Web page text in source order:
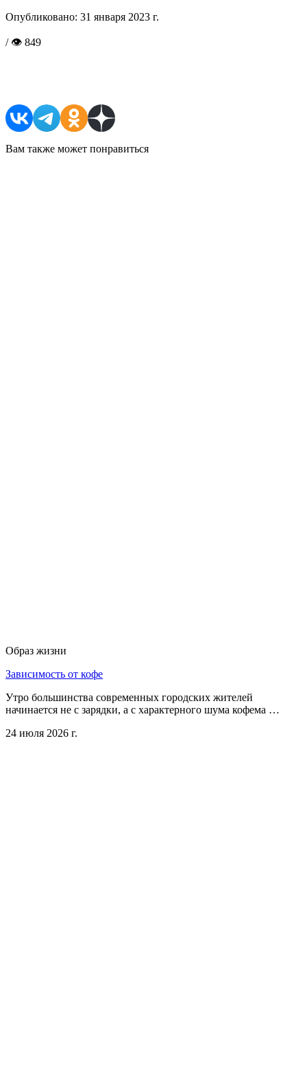
Опубликовано: 31 января 2023 г.
/ 👁 849
Вам также может понравиться
Образ жизни
Зависимость от кофе
Утро большинства современных городских жителей
начинается не с зарядки, а с характерного шума кофема …
24 июля 2026 г.